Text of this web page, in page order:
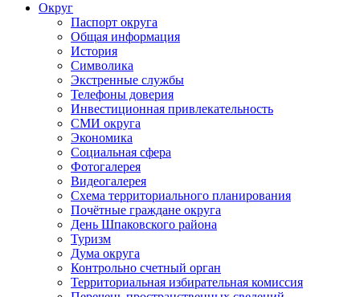
Округ
Паспорт округа
Общая информация
История
Символика
Экстренные службы
Телефоны доверия
Инвестиционная привлекательность
СМИ округа
Экономика
Социальная сфера
Фотогалерея
Видеогалерея
Схема территориального планирования
Почётные граждане округа
День Шпаковского района
Туризм
Дума округа
Контрольно счетный орган
Территориальная избирательная комиссия